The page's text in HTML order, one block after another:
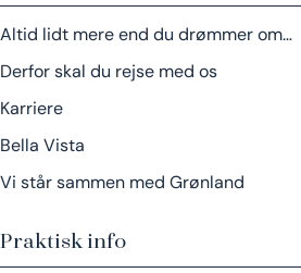
Altid lidt mere end du drømmer om…
Derfor skal du rejse med os
Karriere
Bella Vista
Vi står sammen med Grønland
Praktisk info